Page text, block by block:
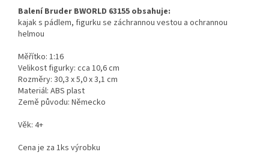
Balení Bruder BWORLD 63155 obsahuje:
kajak s pádlem, figurku se záchrannou vestou a ochrannou
helmou
Měřítko: 1:16
Velikost figurky: cca 10,6 cm
Rozměry: 30,3 x 5,0 x 3,1 cm
Materiál: ABS plast
Země původu: Německo
Věk: 4+
Cena je za 1ks výrobku